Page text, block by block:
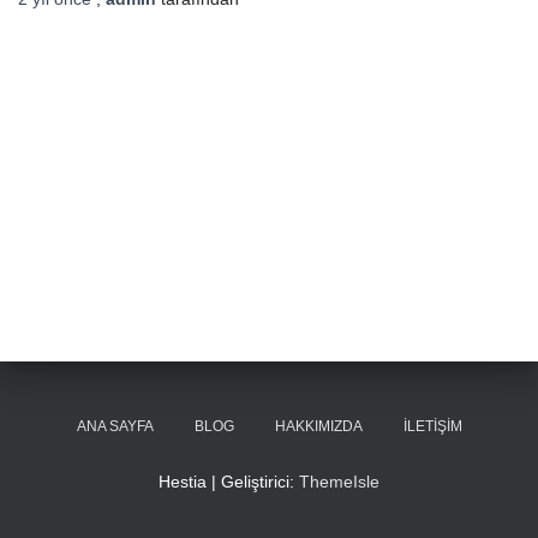
ANA SAYFA BLOG HAKKIMIZDA İLETIŞIM
Hestia | Geliştirici: ThemeIsle